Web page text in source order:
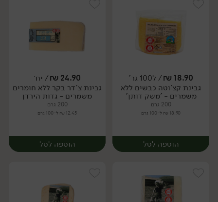
יח׳ יח׳
18.90
₪/ ל100 גר'
גבינת קצ'וטה כבשים ללא
משמרים - 'משק דותן'
200 גרם
18.90 ₪ ל-100 גרם
הוספה לסל
24.90
₪/ יח׳
גבינת צ'דר בקר ללא חומרים
משמרים - גדות הירדן
200 גרם
12.45 ₪ ל-100 גרם
הוספה לסל